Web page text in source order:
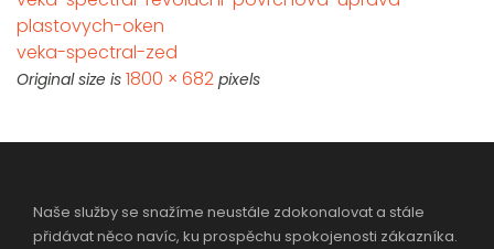
plastovych-oken
veka-spectral-zed
Original size is 1800 × 682 pixels
Naše služby se snažíme neustále zdokonalovat a stále
přidávat něco navíc, ku prospěchu spokojenosti zákazníka.